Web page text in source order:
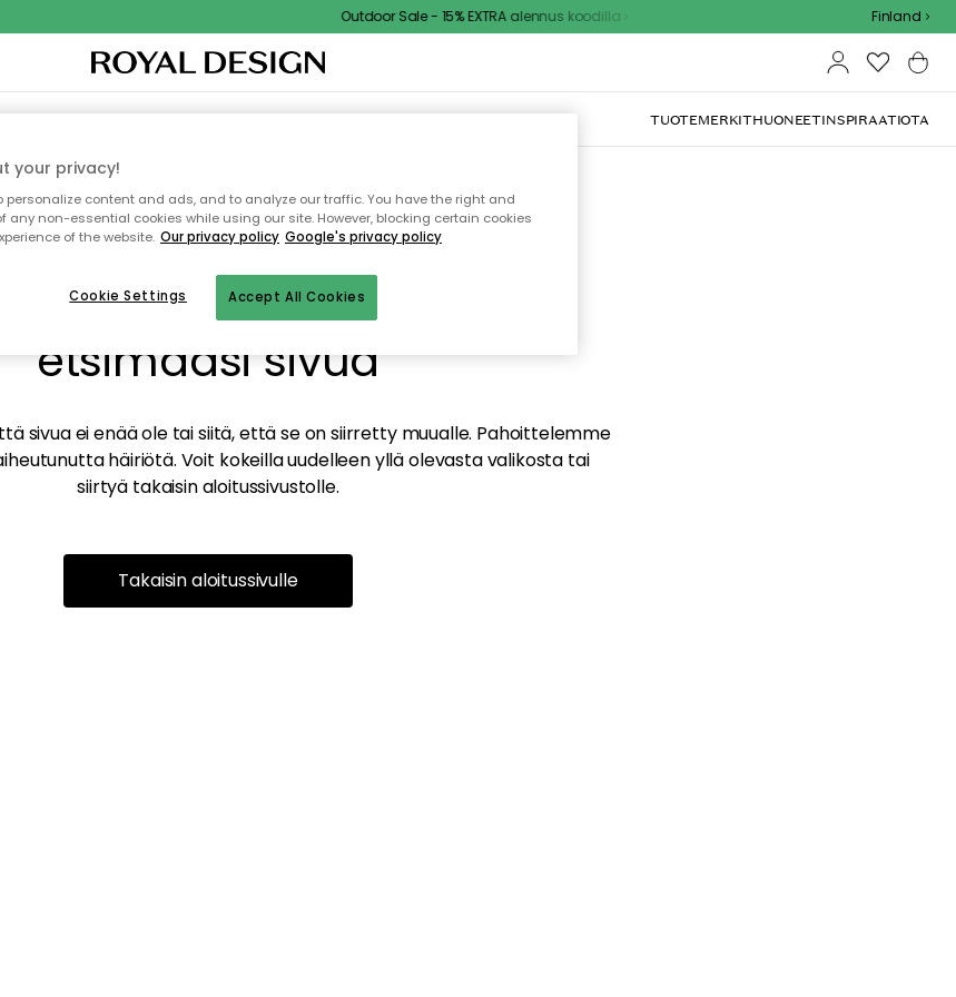
Outdoor Sale - 15% EXTRA alennus koodilla Finland
TEKSTIILIT & MATOTKEITTIÖSÄILYTYSULKOKALUSTEET TUOTEMERKITHUONEETINSPIRAATIOTA
valitettavasti löydä
etsimääsi sivua
sivua ei enää ole tai siitä, että se on siirretty muualle. Pahoittelemme
häiriötä. Voit kokeilla uudelleen yllä olevasta valikosta tai
siirtyä takaisin aloitussivustolle.
Takaisin aloitussivulle
your privacy!
personalize content and ads, and to analyze our traffic. You have the right and
any non-essential cookies while using our site. However, blocking certain cookies
of the website. Our privacy policy Google's privacy policy
Accept All Cookies
Cookie Settings